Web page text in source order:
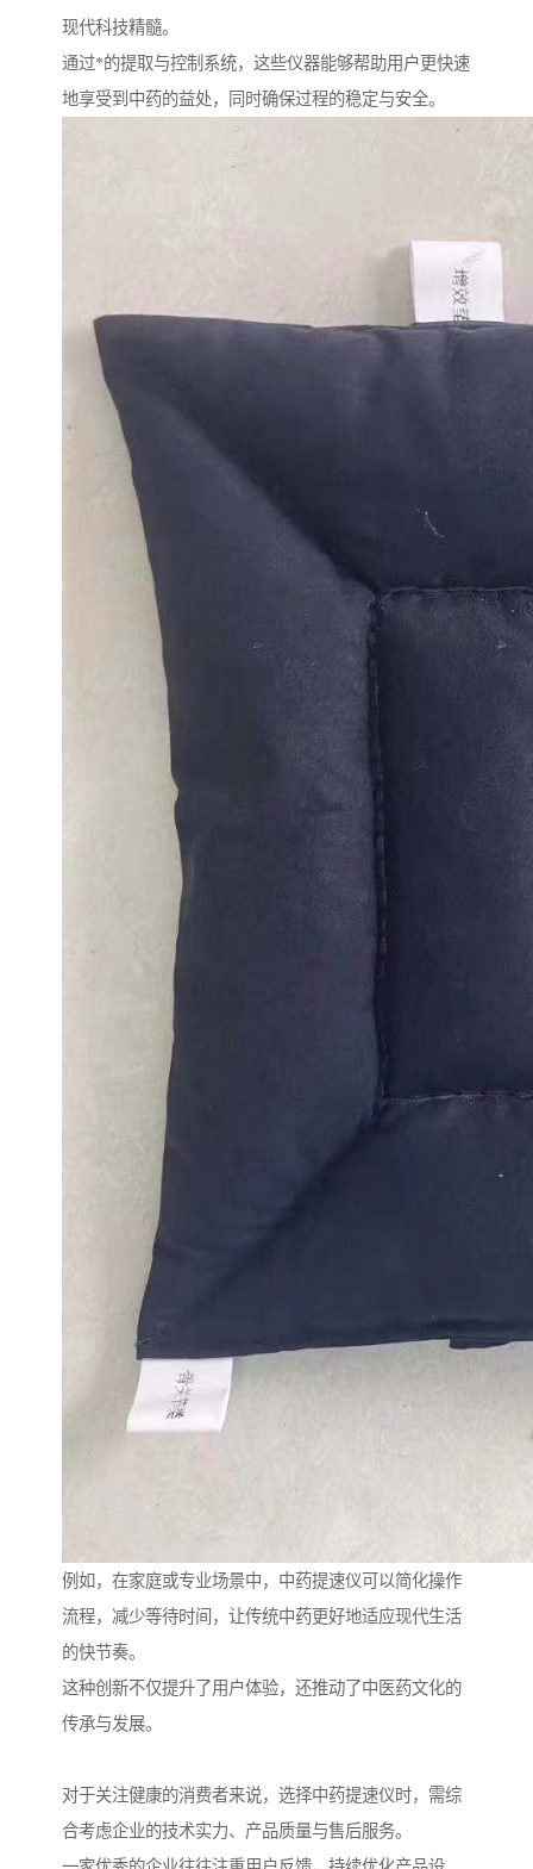
现代科技精髓。
通过*的提取与控制系统，这些仪器能够帮助用户更快速
地享受到中药的益处，同时确保过程的稳定与安全。
例如，在家庭或专业场景中，中药提速仪可以简化操作
流程，减少等待时间，让传统中药更好地适应现代生活
的快节奏。
这种创新不仅提升了用户体验，还推动了中医药文化的
传承与发展。
对于关注健康的消费者来说，选择中药提速仪时，需综
合考虑企业的技术实力、产品质量与售后服务。